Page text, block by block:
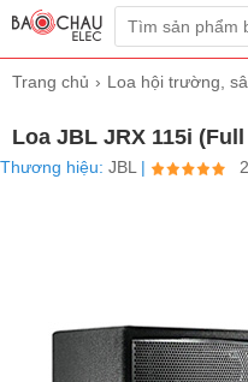
Trang chủ Loa hội trường,
Loa JBL JRX 115i
Thương hiệu: JBL |